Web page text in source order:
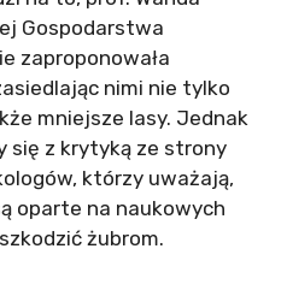
Gospodarstwa
zaproponowała
nimi nie tylko
mniejsze lasy. Jednak
się z krytyką ze strony
którzy uważają,
oparte na naukowych
żubrom.